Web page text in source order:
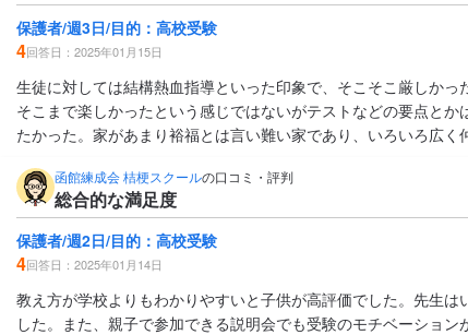
保護者/週3日/目的：高校受験
4回答日：2025年01月15日
生徒に対しては結構熱血指導といった印象で、そこそこ厳しか
そこまで楽しかったという感じではないがテストなどの要点と
たかった。家があまり裕福とは言い難い家であり、いろいろ広く
函館練成会 桔梗スクールの口コミ・評判
総合的な満足度
保護者/週2日/目的：高校受験
4回答日：2025年01月14日
教え方が学校よりもわかりやすいと子供が高評価でした。先生
した。また、親子で参加できる説明会でも受験のモチベーショ